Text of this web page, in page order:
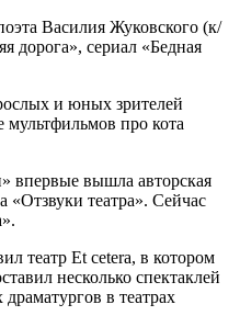
Василия Жуковского (к/
дорога», сериал «Бедная
и юных зрителей
мультфильмов про кота
впервые вышла авторская
«Отзвуки театра». Сейчас
театр Et cetera, в котором
несколько спектаклей
в театрах